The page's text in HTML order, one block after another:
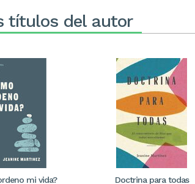
títulos del autor
mi vida?
Doctrina para todas